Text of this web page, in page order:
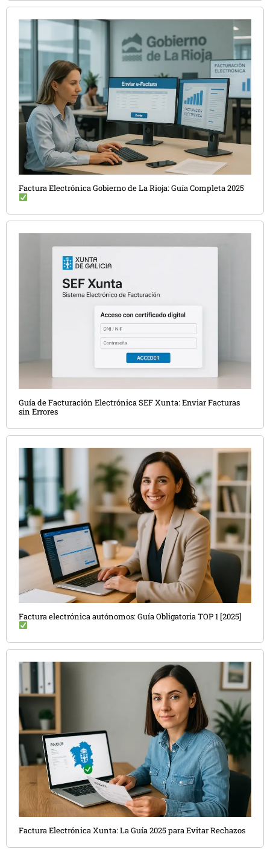
Factura Electrónica Gobierno de La Rioja: Guía Completa 2025
Guía de Facturación Electrónica SEF Xunta: Enviar Facturas
sin Errores
Factura electrónica autónomos: Guía Obligatoria TOP 1 [2025]
Factura Electrónica Xunta: La Guía 2025 para Evitar Rechazos